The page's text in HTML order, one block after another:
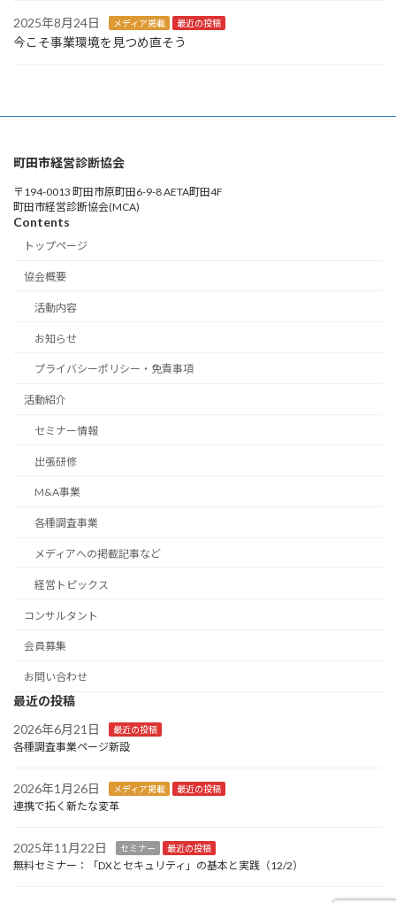
2025年8月24日 メディア掲載 最近の投稿
今こそ事業環境を見つめ直そう
町田市経営診断協会
〒194-0013 町田市原町田6-9-8 AETA町田4F
町田市経営診断協会(MCA)
Contents
トップページ
協会概要
活動内容
お知らせ
プライバシーポリシー・免責事項
活動紹介
セミナー情報
出張研修
M&A事業
各種調査事業
メディアへの掲載記事など
経営トピックス
コンサルタント
会員募集
お問い合わせ
最近の投稿
2026年6月21日
最近の投稿
各種調査事業ページ新設
2026年1月26日 メディア掲載 最近の投稿
連携で拓く新たな変革
2025年11月22日 セミナー 最近の投稿
無料セミナー：「DXとセキュリティ」の基本と実践（12/2）